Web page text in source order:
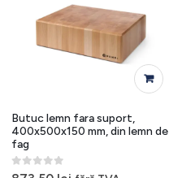
Butuc lemn fara suport,
400x500x150 mm, din lemn de
fag
0out of 5